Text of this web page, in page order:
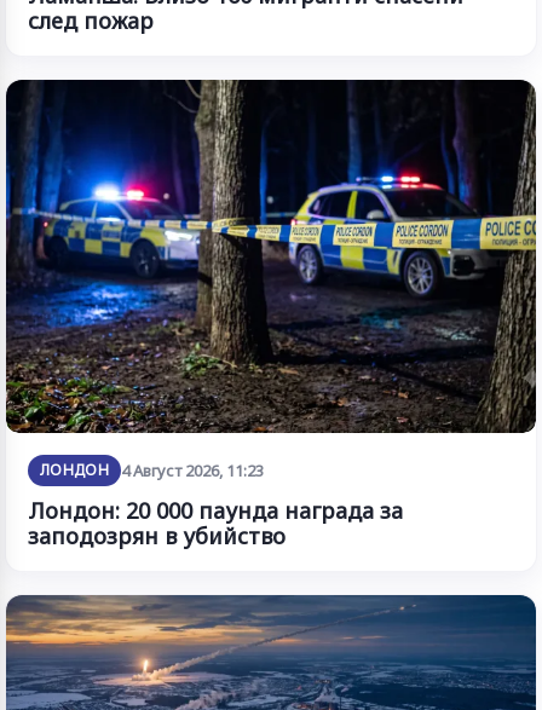
след пожар
ЛОНДОН 4 Август 2026, 11:23
Лондон: 20 000 паунда награда за
заподозрян в убийство